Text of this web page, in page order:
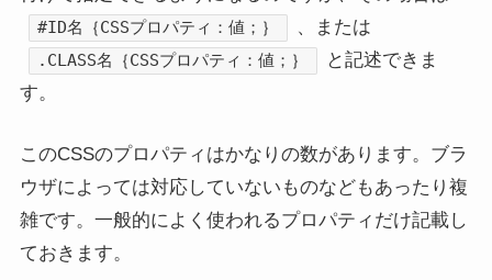
#ID名｛CSSプロパティ：値；｝ 、または
.CLASS名｛CSSプロパティ：値；｝
と記述できま
す。
このCSSのプロパティはかなりの数があります。ブラ
ウザによっては対応していないものなどもあったり複
雑です。一般的によく使われるプロパティだけ記載し
ておきます。